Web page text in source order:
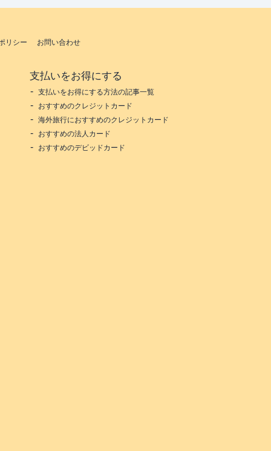
リシー お問い合わせ
支払いをお得にする
支払いをお得にする方法の記事一覧
おすすめのクレジットカード
海外旅行におすすめのクレジットカード
おすすめの法人カード
おすすめのデビッドカード